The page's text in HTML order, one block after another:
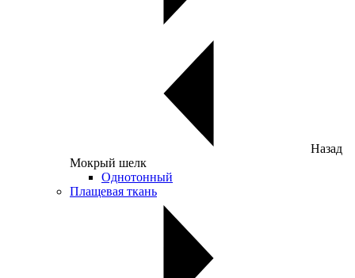
Назад
Мокрый шелк
Однотонный
Плащевая ткань